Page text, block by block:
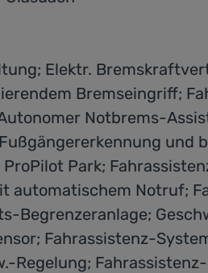
Elektr.
Bremseingriff;
Notbrems-
und
Park;
automatischem Notruf;
Begrenzeranlage;
Fahrassistenz-